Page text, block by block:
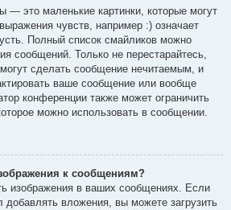
— это маленькие картинки, которые могут
чувств, например :) означает
Полный список смайликов можно
сообщений. Только не перестарайтесь,
сделать сообщение нечитаемым, и
ваше сообщение или вообще
конференции также может ограничить
можно использовать в сообщении.
к сообщениям?
изображения в ваших сообщениях. Если
добавлять вложения, вы можете загрузить